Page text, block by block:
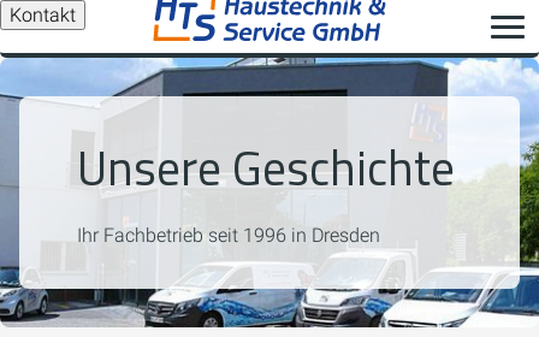
Kontakt
Unsere Geschichte
Ihr Fachbetrieb seit 1996 in Dresden